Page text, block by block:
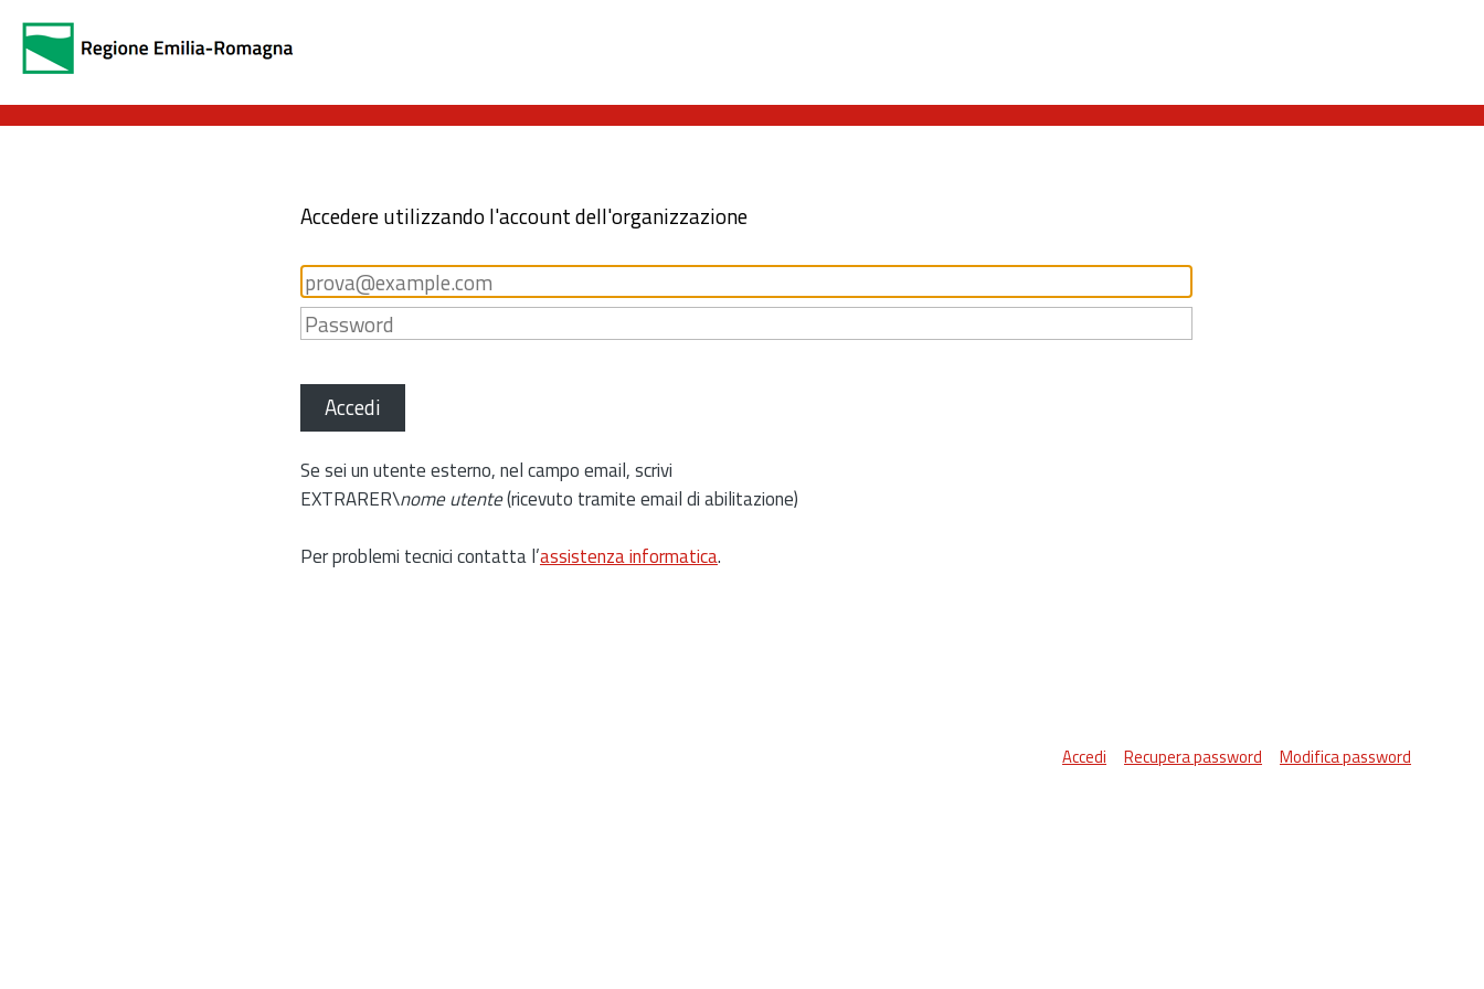
Accedere utilizzando l'account dell'organizzazione
Accedi
Se sei un utente esterno, nel campo email, scrivi
EXTRARER\nome utente(ricevuto tramite email di abilitazione)
Per problemi tecnici contatta l’assistenza informatica.
Accedi Recupera password Modifica password